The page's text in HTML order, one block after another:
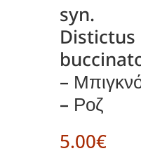
syn.
Distictus
–
– Ροζ
5.00€